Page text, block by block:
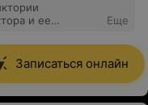
и ее
кисты),
на Нордине.
врач,
большие
но все
Еще
Записаться онлайн